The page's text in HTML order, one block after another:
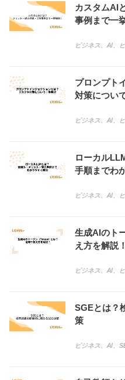
カスタムAI
事例まで一
ビジネス AI
プロンプト
対策につい
ビジネス AI
ローカル
手順までわ
ビジネス AI
生成AIのト
え方を解説！
ビジネス AI
SGEとは？
策
ビジネス AI